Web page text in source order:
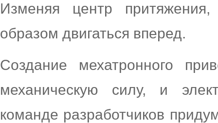
Изменяя центр
образом двигаться вперед.
Создание мехатронного
механическую силу, и
команде разработчиков